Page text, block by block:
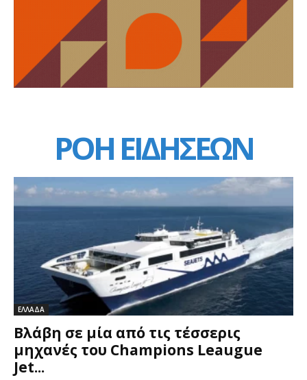
ΡΟΗ ΕΙΔΗΣΕΩΝ
ΕΛΛΑΔΑ
Βλάβη σε μία από τις τέσσερις
μηχανές του Champions Leaugue
Jet...